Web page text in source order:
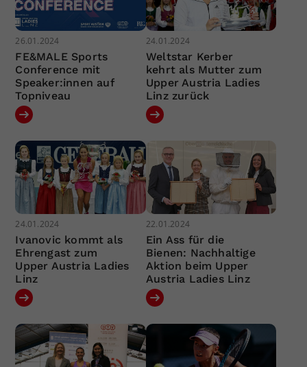
26.01.2024
FE&MALE Sports
Conference mit
Speaker:innen auf
Topniveau
24.01.2024
Weltstar Kerber
kehrt als Mutter zum
Upper Austria Ladies
Linz zurück
24.01.2024
Ivanovic kommt als
Ehrengast zum
Upper Austria Ladies
Linz
22.01.2024
Ein Ass für die
Bienen: Nachhaltige
Aktion beim Upper
Austria Ladies Linz